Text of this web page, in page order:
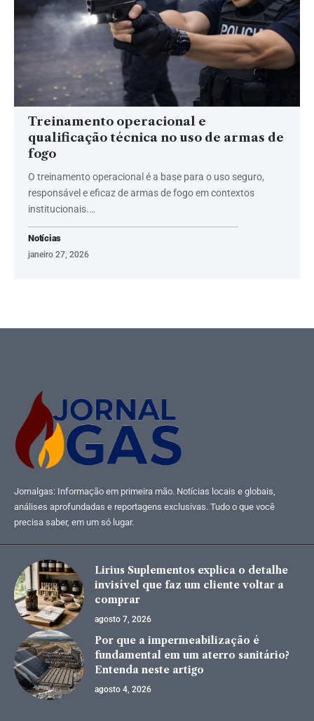
Treinamento operacional e
qualificação técnica no uso de armas de
fogo
O treinamento operacional é a base para o uso seguro,
responsável e eficaz de armas de fogo em contextos
institucionais.…
Notícias
janeiro 27, 2026
Jornalgas: Informação em primeira mão. Notícias locais e globais,
análises aprofundadas e reportagens exclusivas. Tudo o que você
precisa saber, em um só lugar.
Lirius Suplementos explica o detalhe
invisível que faz um cliente voltar a
comprar
agosto 7, 2026
Por que a impermeabilização é
fundamental em um aterro sanitário?
Entenda neste artigo
agosto 4, 2026